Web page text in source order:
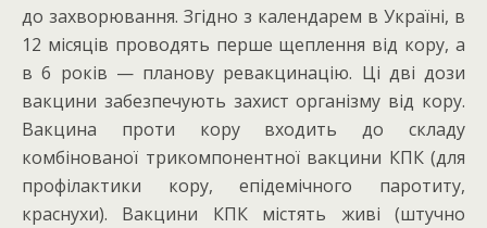
до захворювання. Згідно з календарем в Україні, в
12 місяців проводять перше щеплення від кору, а
в 6 років — планову ревакцинацію. Ці дві дози
вакцини забезпечують захист організму від кору.
Вакцина проти кору входить до складу
комбінованої трикомпонентної вакцини КПК (для
профілактики кору, епідемічного паротиту,
краснухи). Вакцини КПК містять живі (штучно